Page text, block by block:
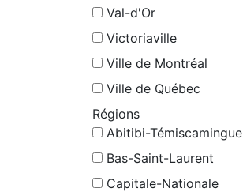
Val-d'Or
Victoriaville
Ville de Montréal
Ville de Québec
Régions
Abitibi-Témiscamingue
Bas-Saint-Laurent
Capitale-Nationale